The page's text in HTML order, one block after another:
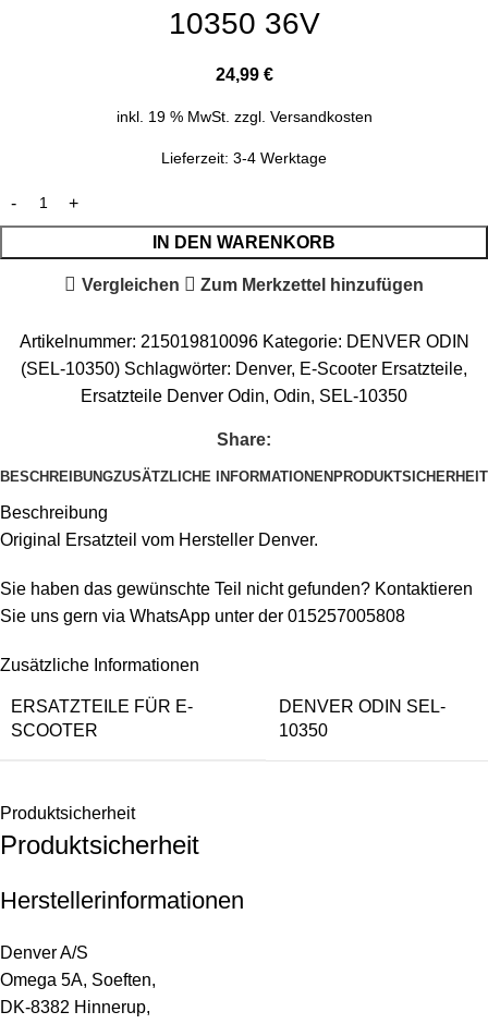
10350 36V
24,99 €
inkl. 19 % MwSt. zzgl. Versandkosten
Lieferzeit: 3-4 Werktage
IN DEN WARENKORB
Vergleichen Zum Merkzettel hinzufügen
Artikelnummer: 215019810096 Kategorie: DENVER ODIN
(SEL-10350) Schlagwörter: Denver, E-Scooter Ersatzteile,
Ersatzteile Denver Odin, Odin, SEL-10350
Share:
BESCHREIBUNGZUSÄTZLICHE INFORMATIONEN PRODUKTSICHERHEIT
Beschreibung
Original Ersatzteil vom Hersteller Denver.
Sie haben das gewünschte Teil nicht gefunden? Kontaktieren
Sie uns gern via WhatsApp unter der 015257005808
Zusätzliche Informationen
ERSATZTEILE FÜR E-
SCOOTER
DENVER ODIN SEL-
10350
Produktsicherheit
Produktsicherheit
Herstellerinformationen
Denver A/S
Omega 5A, Soeften,
DK-8382 Hinnerup,